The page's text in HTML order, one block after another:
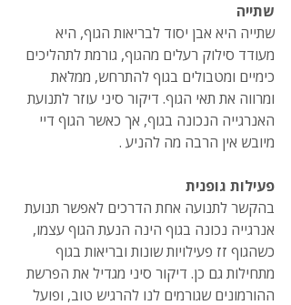
שתייה
שתייה היא אבן יסוד לבריאות הגוף, היא
מעודד סילוק רעלים מהגוף, גורמת לתהליכים
כימיים ומטבולים בגוף להתרחש, ממלאת
ומרווה את תאי הגוף. דיקור סיני עוזר לתנועת
האנרגייה הנכונה בגוף, אך כאשר הגוף דיי
מיובש אין הרבה מה להניע .
פעילות גופנית
בהקשר לתנועה אחת הדרכים לאפשר תנועת
אנרגייה נכונה בגוף הינה הנעת הגוף עצמו,
כשהגוף זז פעילויות שונות ובריאות בגוף
מתחילות גם כן. דיקור סיני מגדיל את הפרשת
ההורמונים שגורמים לנו להרגיש טוב, ופועל